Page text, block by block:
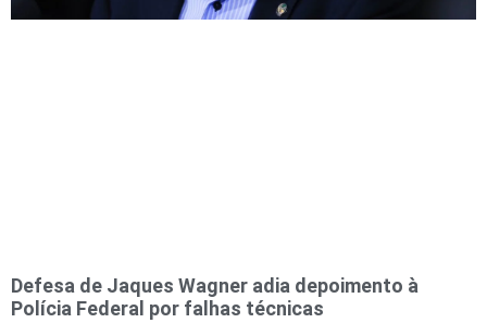
Defesa de Jaques Wagner adia depoimento à
Polícia Federal por falhas técnicas